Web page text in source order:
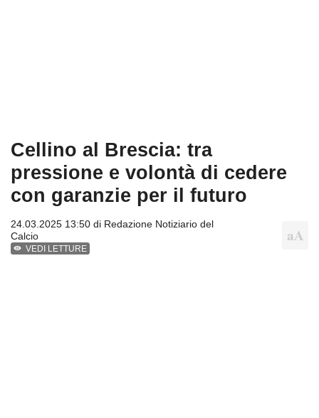
Cellino al Brescia: tra
pressione e volontà di cedere
con garanzie per il futuro
24.03.2025 13:50 di Redazione Notiziario del
Calcio
VEDI LETTURE